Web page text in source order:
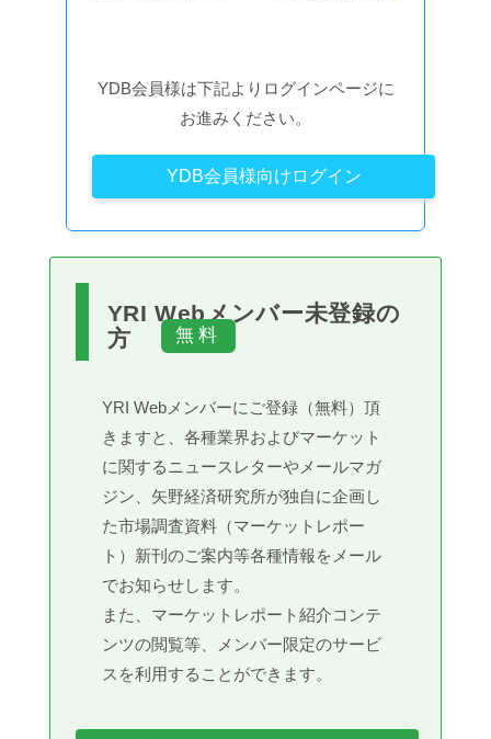
YDB会員様は下記よりログインページに
お進みください。
YDB会員様向けログイン
YRI Webメンバー未登録の
方
YRI Webメンバーにご登録（無料）頂
きますと、各種業界およびマーケット
に関するニュースレターやメールマガ
ジン、矢野経済研究所が独自に企画し
た市場調査資料（マーケットレポー
ト）新刊のご案内等各種情報をメール
でお知らせします。
また、マーケットレポート紹介コンテ
ンツの閲覧等、メンバー限定のサービ
スを利用することができます。